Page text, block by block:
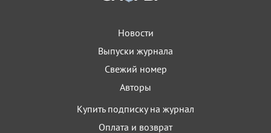
Новости
Выпуски журнала
Свежий номер
Авторы
Купить подписку на журнал
Оплата и возврат